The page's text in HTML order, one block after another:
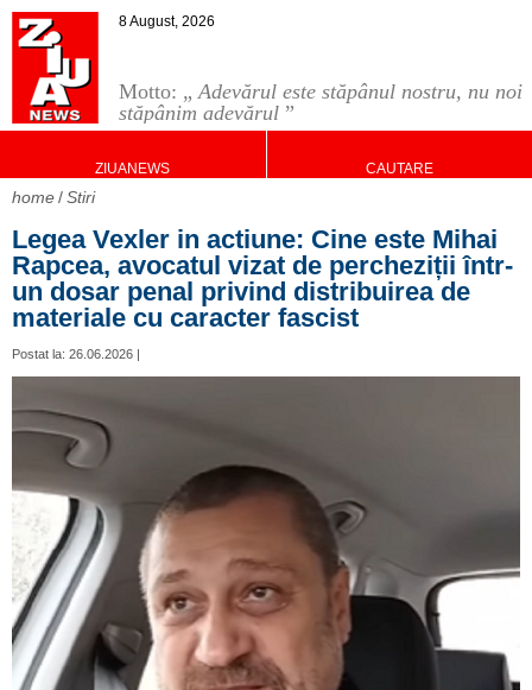
Motto: „Adevărul este stăpânul nostru, nu noi
stăpânim adevărul ”
8 August, 2026
ZIUANEWS CAUTARE
home Stiri
Legea Vexler in actiune: Cine este Mihai
Rapcea, avocatul vizat de percheziții într-
un dosar penal privind distribuirea de
materiale cu caracter fascist
Postat la: 26.06.2026 |